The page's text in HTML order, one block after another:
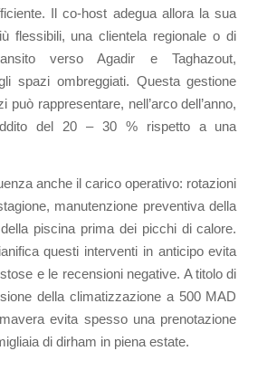
Il co-host adegua allora la sua
flessibili, una clientela regionale o di
verso Agadir e Taghazout,
spazi ombreggiati. Questa gestione
può rappresentare, nell’arco dell’anno,
del 20 – 30 % rispetto a una
anche il carico operativo: rotazioni
manutenzione preventiva della
piscina prima dei picchi di calore.
questi interventi in anticipo evita
e le recensioni negative. A titolo di
della climatizzazione a 500 MAD
evita spesso una prenotazione
di dirham in piena estate.